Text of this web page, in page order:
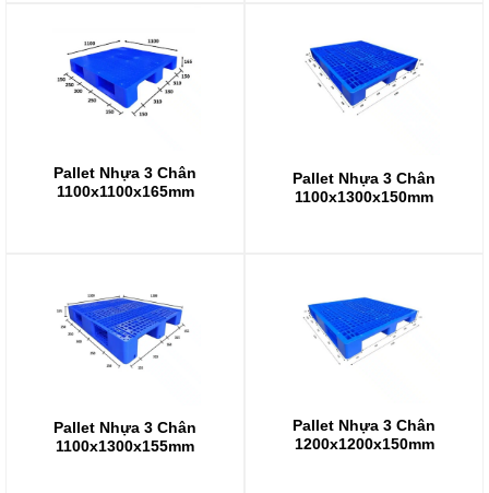
Pallet Nhựa 3 Chân
1100x1100x165mm
Pallet Nhựa 3 Chân
1100x1300x150mm
Pallet Nhựa 3 Chân
1100x1300x155mm
Pallet Nhựa 3 Chân
1200x1200x150mm